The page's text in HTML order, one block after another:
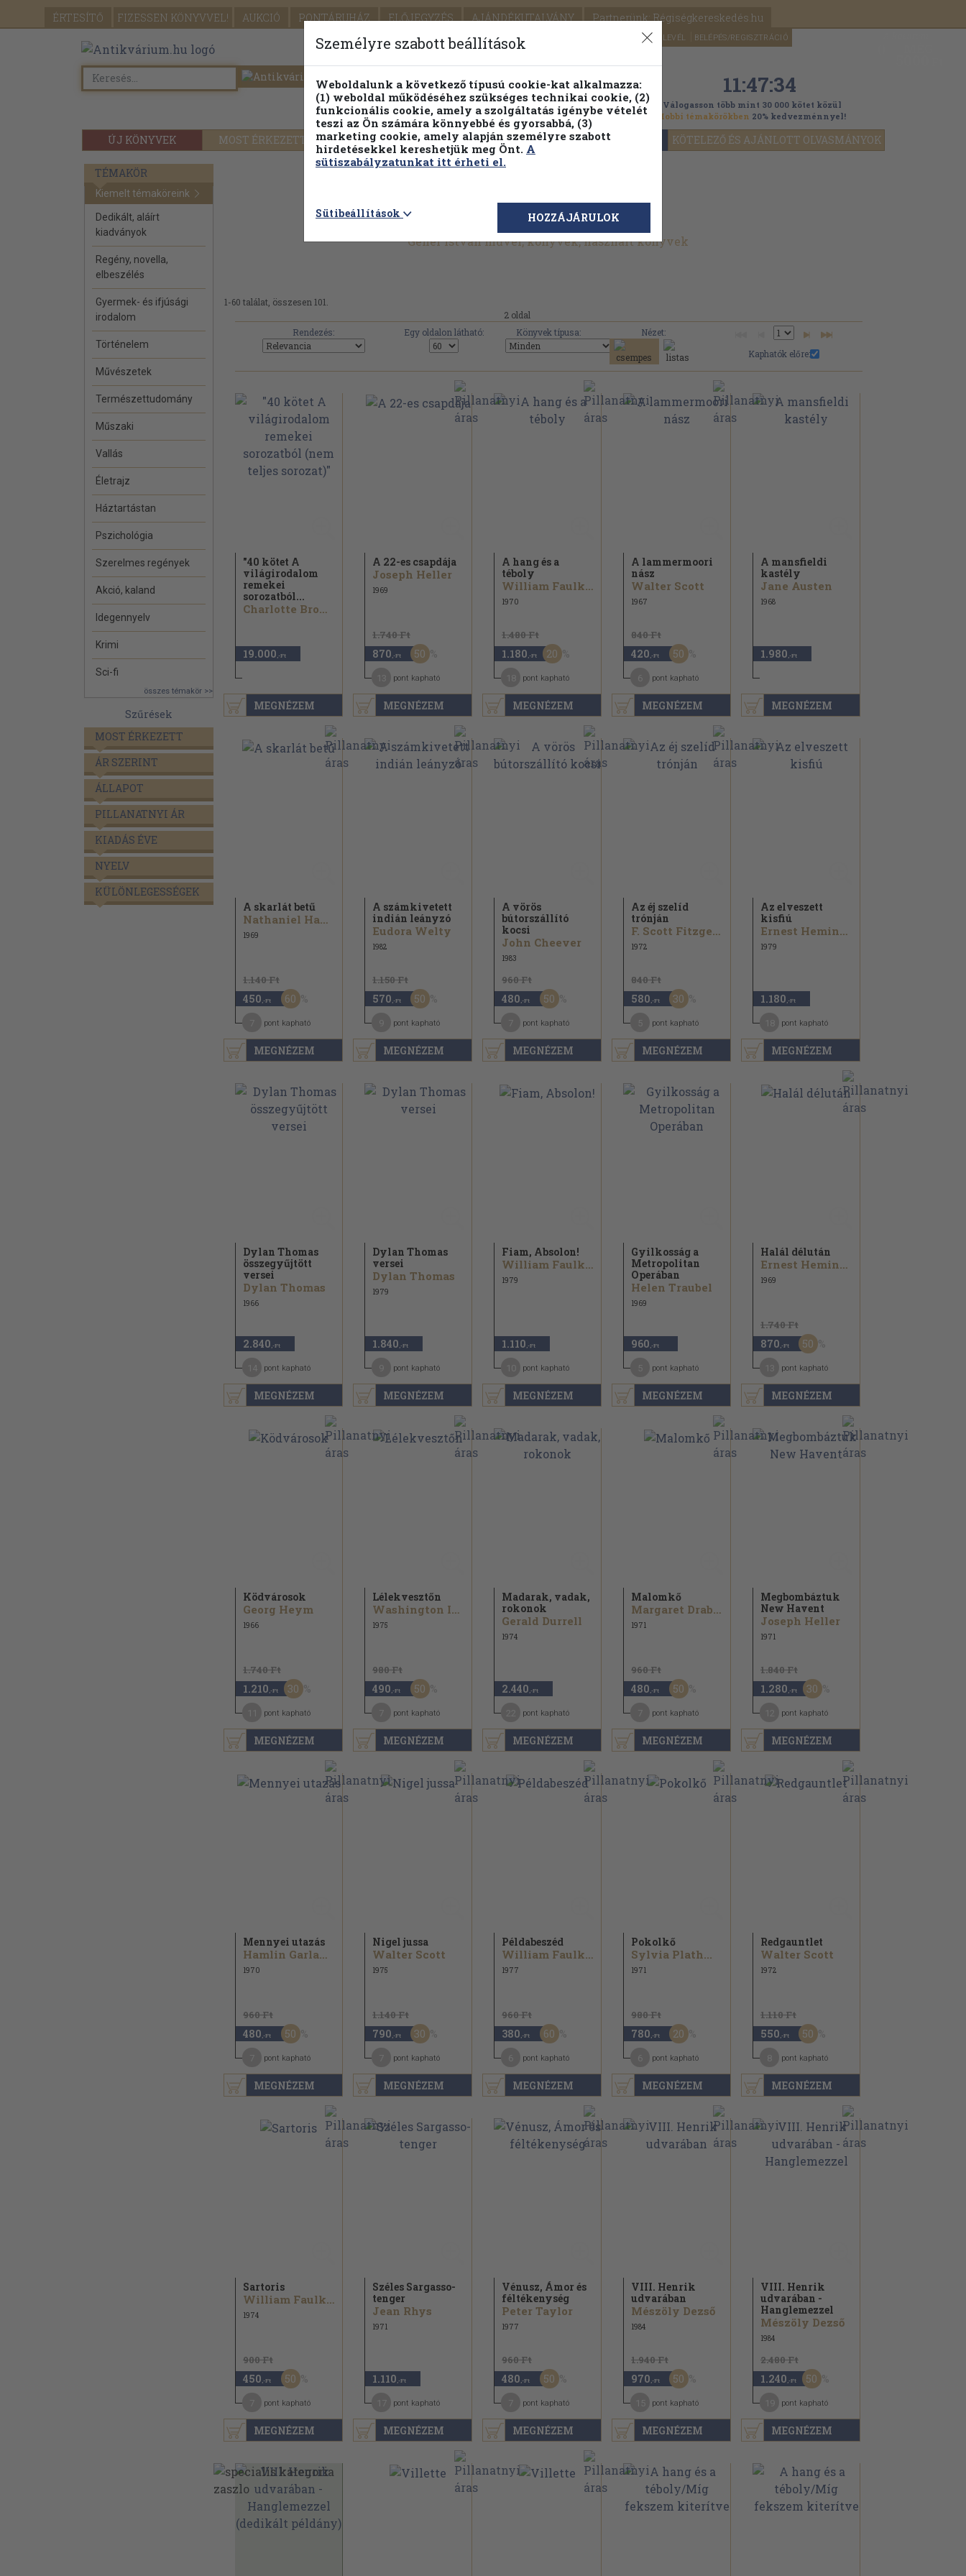
ÉRTESÍTŐ FIZESSEN KÖNYVVEL! AUKCIÓ PONTÁRUHÁZ ELŐJEGYZÉS AJÁNDÉKUTALVÁNY Partnerünk: Régiségkereskedés.hu
SEGÍTSÉG HÍRLEVÉL BELÉPÉS/REGISZTRÁCIÓ
ÚJ KÖNYVEK MOST ÉRKEZETT PILLANATNYI ÁRAINK FENNTARTHATÓ OLVASMÁNYOK KÖTELEZŐ ÉS AJÁNLOTT OLVASMÁNYOK
Részletes kereső Témaköri fa 11:47:32
Válogasson több mint 30 000 kötet közül
Hobbi témakörökben 20% kedvezménnyel!
TÉMAKÖR
Kiemelt témaköreink
Dedikált, aláírt
kiadványok
Regény, novella,
elbeszélés
Gyermek- és ifjúsági
irodalom
Történelem
Művészetek
Természettudomány
Műszaki
Vallás
Életrajz
Háztartástan
Pszichológia
Szerelmes regények
Akció, kaland
Idegennyelv
Krimi
Sci-fi
összes témakör >>
Szűrések
MOST ÉRKEZETT
ÁR SZERINT
ÁLLAPOT
PILLANATNYI ÁR
KIADÁS ÉVE
NYELV
KÜLÖNLEGESSÉGEK
Geher István művei, könyvek, használt könyvek
1-60 találat, összesen 101.
2 oldal
Rendezés:
Egy oldalon látható: Könyvek típusa:
Nézet:
Kaphatók előre:
MEGNÉZEM
"40 kötet A
világirodalom
remekei
sorozatból...
Charlotte Bronte...
19.000 ,-Ft
MEGNÉZEM
A 22-es csapdája
Joseph Heller
1969
1.740 Ft
870 ,-Ft 50
pont kapható
MEGNÉZEM
A hang és a
téboly
William Faulkner
1970
1.480 Ft
1.180 ,-Ft 20
pont kapható
MEGNÉZEM
A lammermoori
nász
Walter Scott
1967
840 Ft
420 ,-Ft 50
pont kapható
MEGNÉZEM
A mansfieldi
kastély
Jane Austen
1968
1.980 ,-Ft
MEGNÉZEM
A skarlát betű
Nathaniel Hawthorne
1969
1.140 Ft
450 ,-Ft 60
pont kapható
MEGNÉZEM
A számkivetett
indián leányzó
Eudora Welty
1982
1.150 Ft
570 ,-Ft 50
pont kapható
MEGNÉZEM
A vörös
bútorszállító
kocsi
John Cheever
1983
960 Ft
480 ,-Ft 50
pont kapható
MEGNÉZEM
Az éj szelíd
trónján
F. Scott Fitzgerald
1972
840 Ft
580 ,-Ft 30
pont kapható
MEGNÉZEM
Az elveszett
kisfiú
Ernest Hemingway...
1979
1.180 ,-Ft
pont kapható
MEGNÉZEM
Dylan Thomas
összegyűjtött
versei
Dylan Thomas
1966
2.840 ,-Ft
pont kapható
MEGNÉZEM
Dylan Thomas
versei
Dylan Thomas
1979
1.840 ,-Ft
pont kapható
MEGNÉZEM
Fiam, Absolon!
William Faulkner
1979
1.110 ,-Ft
pont kapható
MEGNÉZEM
Gyilkosság a
Metropolitan
Operában
Helen Traubel
1969
960 ,-Ft
pont kapható
MEGNÉZEM
Halál délután
Ernest Hemingway
1969
1.740 Ft
870 ,-Ft 50
pont kapható
MEGNÉZEM
Ködvárosok
Georg Heym
1966
1.740 Ft
1.210 ,-Ft 30
pont kapható
MEGNÉZEM
Lélekvesztőn
Washington Irving...
1975
980 Ft
490 ,-Ft 50
pont kapható
MEGNÉZEM
Madarak, vadak,
rokonok
Gerald Durrell
1974
2.440 ,-Ft
pont kapható
MEGNÉZEM
Malomkő
Margaret Drabble
1971
960 Ft
480 ,-Ft 50
pont kapható
MEGNÉZEM
Megbombáztuk
New Havent
Joseph Heller
1971
1.840 Ft
1.280 ,-Ft 30
pont kapható
MEGNÉZEM
Mennyei utazás
Hamlin Garland...
1970
960 Ft
480 ,-Ft 50
pont kapható
MEGNÉZEM
Nigel jussa
Walter Scott
1975
1.140 Ft
790 ,-Ft 30
pont kapható
MEGNÉZEM
Példabeszéd
William Faulkner
1977
960 Ft
380 ,-Ft 60
pont kapható
MEGNÉZEM
Pokolkő
Sylvia Plath...
1971
980 Ft
780 ,-Ft 20
pont kapható
MEGNÉZEM
Redgauntlet
Walter Scott
1972
1.110 Ft
550 ,-Ft 50
pont kapható
MEGNÉZEM
Sartoris
William Faulkner
1974
900 Ft
450 ,-Ft 50
pont kapható
MEGNÉZEM
Széles Sargasso-
tenger
Jean Rhys
1971
1.110 ,-Ft
pont kapható
MEGNÉZEM
Vénusz, Ámor és
féltékenység
Peter Taylor
1977
960 Ft
480 ,-Ft 50
pont kapható
MEGNÉZEM
VIII. Henrik
udvarában
Mészöly Dezső
1984
1.940 Ft
970 ,-Ft 50
pont kapható
MEGNÉZEM
VIII. Henrik
udvarában -
Hanglemezzel
Mészöly Dezső
1984
2.480 Ft
1.240 ,-Ft 50
pont kapható
Személyre szabott beállítások
Weboldalunk a következő típusú cookie-kat alkalmazza:
(1) weboldal működéséhez szükséges technikai cookie, (2)
funkcionális cookie, amely a szolgáltatás igénybe vételét
teszi az Ön számára könnyebbé és gyorsabbá, (3)
marketing cookie, amely alapján személyre szabott
hirdetésekkel kereshetjük meg Önt. A
sütiszabályzatunkat itt érheti el.
Sütibeállítások HOZZÁJÁRULOK